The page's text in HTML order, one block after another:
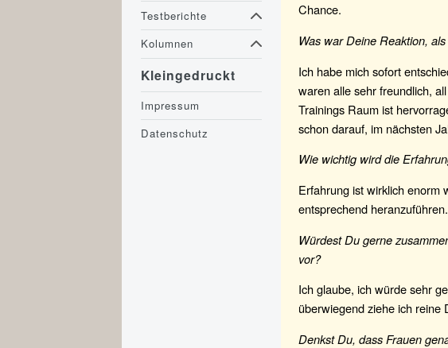
Chance.
Was war Deine Reaktion,
Ich habe mich sofort
waren alle sehr freundlich,
Trainings Raum ist
schon darauf, im nächsten
Wie wichtig wird die
Erfahrung ist wirklich enorm
entsprechend heranzuführen.
Würdest Du gerne
vor?
Ich glaube, ich würde sehr
überwiegend ziehe ich reine
Denkst Du, dass Frauen
Testberichte
Kolumnen
Kleingedruckt
Impressum
Datenschutz